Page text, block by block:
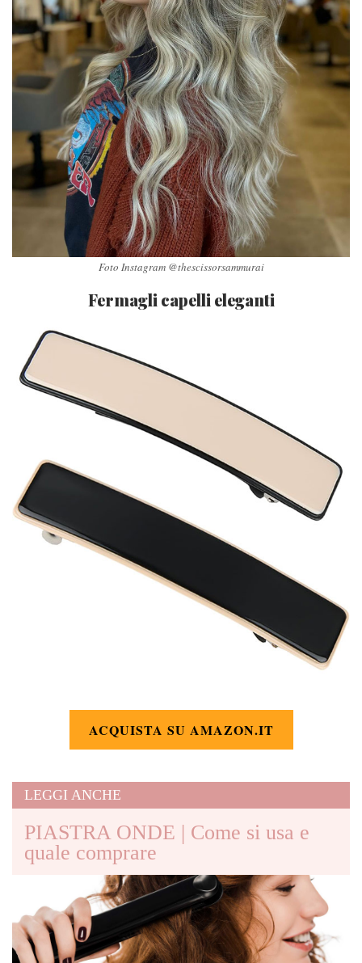
Foto Instagram @thescissorsammurai
Fermagli capelli eleganti
ACQUISTA SU AMAZON.IT
LEGGI ANCHE
PIASTRA ONDE | Come si usa e
quale comprare